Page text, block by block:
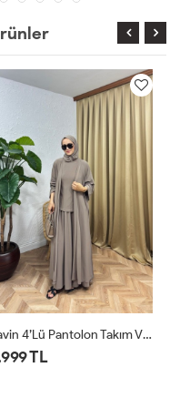
Lavin 4’lü Pantolon Takım Siyah
TL